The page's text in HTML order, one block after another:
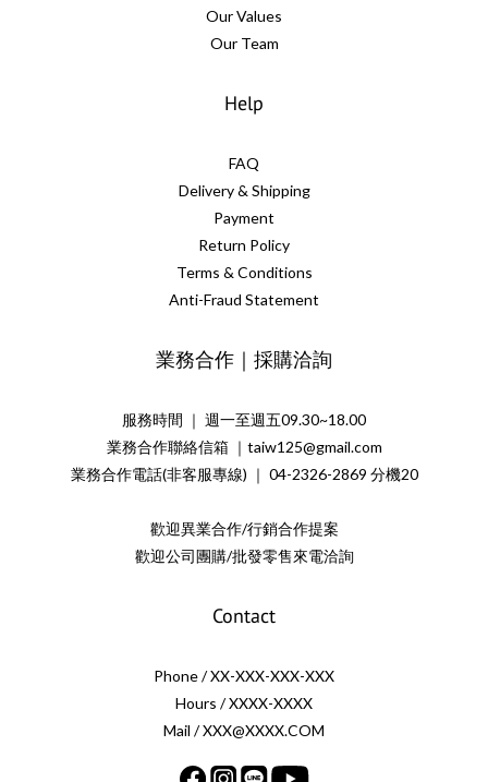
Our Values
Our Team
Help
FAQ
Delivery & Shipping
Payment
Return Policy
Terms & Conditions
Anti-Fraud Statement
業務合作｜採購洽詢
服務時間 ｜ 週一至週五09.30~18.00
業務合作聯絡信箱 ｜taiw125@gmail.com
業務合作電話(非客服專線) ｜ 04-2326-2869 分機20
歡迎異業合作/行銷合作提案
歡迎公司團購/批發零售來電洽詢
Contact
Phone / XX-XXX-XXX-XXX
Hours / XXXX-XXXX
Mail / XXX@XXXX.COM